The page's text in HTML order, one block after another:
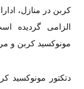
کربن در منازل،
الزامی گردیده
مونوکسید کربن و
دتکتور مونوکسید